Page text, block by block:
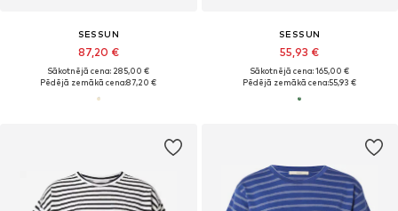
SESSUN
87,20 €
Sākotnējā cena: 285,00 €
Pēdējā zemākā cena:87,20 €
SESSUN
55,93 €
Sākotnējā cena: 165,00 €
Pēdējā zemākā cena:55,93 €